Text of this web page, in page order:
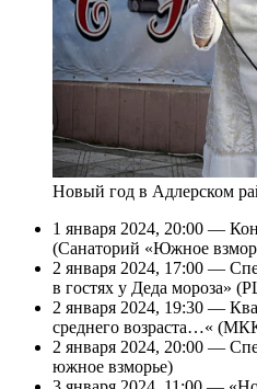
Новый год в Адлерском
1 января 2024, 20:00 —
(Санаторий «Южное
2 января 2024, 17:00 —
в гостях у Деда мороза»
2 января 2024, 19:30 —
среднего возраста…«
2 января 2024, 20:00 —
южное взморье)